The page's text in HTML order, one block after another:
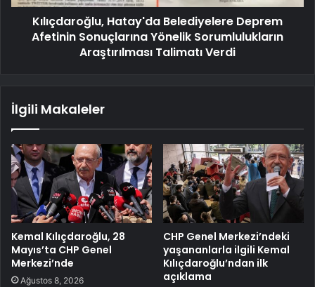
Kılıçdaroğlu, Hatay'da Belediyelere Deprem
Afetinin Sonuçlarına Yönelik Sorumlulukların
Araştırılması Talimatı Verdi
İlgili Makaleler
Kemal Kılıçdaroğlu, 28
Mayıs’ta CHP Genel
Merkezi’nde
Ağustos 8, 2026
CHP Genel Merkezi’ndeki
yaşananlarla ilgili Kemal
Kılıçdaroğlu’ndan ilk
açıklama